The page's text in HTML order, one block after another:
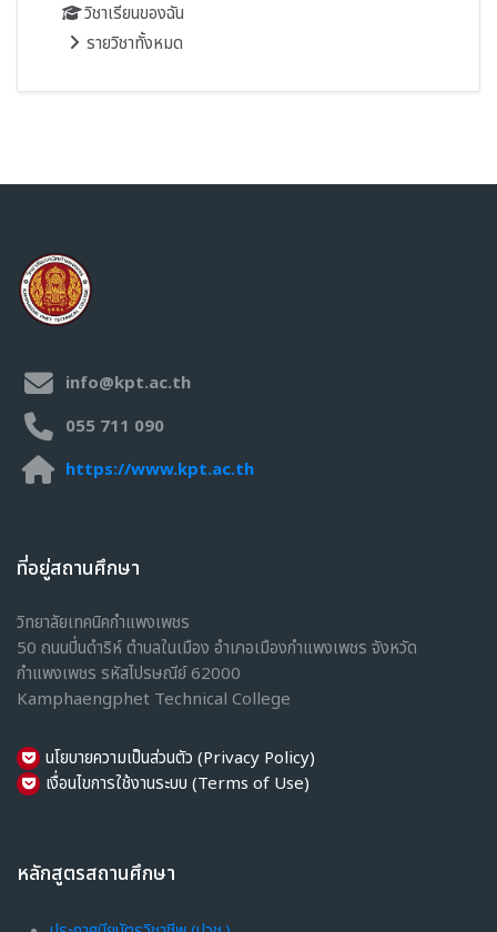
วิชาเรียนของฉัน
รายวิชาทั้งหมด
info@kpt.ac.th
055 711 090
https://www.kpt.ac.th
ที่อยู่สถานศึกษา
วิทยาลัยเทคนิคกำแพงเพชร
50 ถนนปิ่นดำริห์ ตำบลในเมือง อำเภอเมืองกำแพงเพชร จังหวัด
กำแพงเพชร รหัสไปรษณีย์ 62000
Kamphaengphet Technical College
นโยบายความเป็นส่วนตัว (Privacy Policy)
เงื่อนไขการใช้งานระบบ (Terms of Use)
หลักสูตรสถานศึกษา